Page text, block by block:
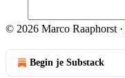
© 2026 Marco Raaphorst ·
Begin je Substack